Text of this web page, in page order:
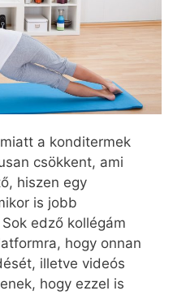
a konditermek
csökkent, ami
hiszen egy
is jobb
edző kollégám
hogy onnan
illetve videós
hogy ezzel is